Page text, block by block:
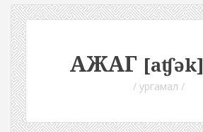
АЖАГ [aʧək]
/ ургамал /